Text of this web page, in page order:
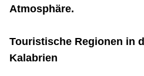
Atmosphäre.
Touristische Regionen in
Kalabrien